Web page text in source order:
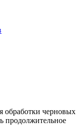
обработки черновых
продолжительное